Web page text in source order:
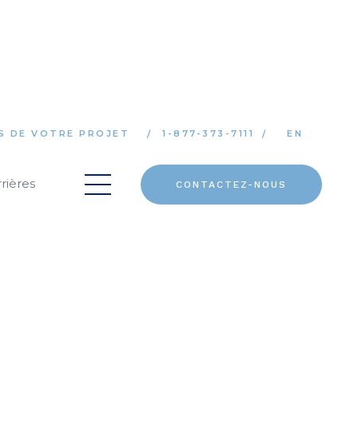
DE VOTRE PROJET 1-877-373-7111 EN
CONTACTEZ-NOUS